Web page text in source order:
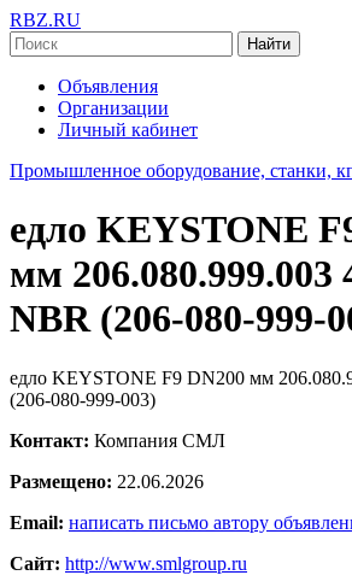
RBZ.RU
Найти
Объявления
Организации
Личный кабинет
Промышленное оборудование, станки,
едло KEYSTONE
мм 206.080.999.003
NBR (206-080-999-
едло KEYSTONE F9 DN200 мм
(206-080-999-003)
Контакт: Компания СМЛ
Размещено: 22.06.2026
Email: написать письмо автору
Сайт: http://www.smlgroup.ru